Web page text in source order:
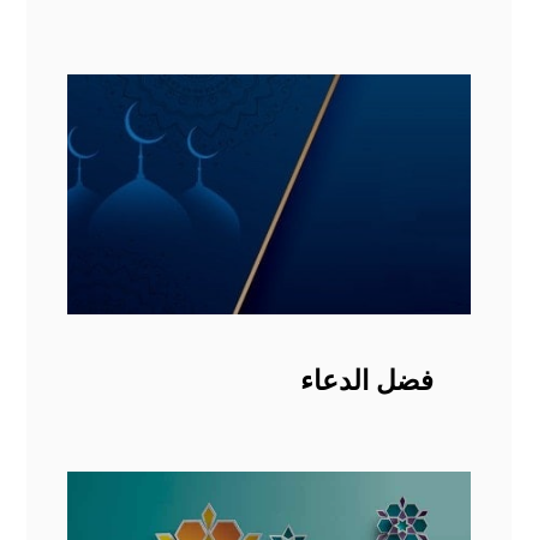
فضل الدعاء